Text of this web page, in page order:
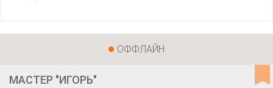
ОФФЛАЙН
МАСТЕР "ИГОРЬ"